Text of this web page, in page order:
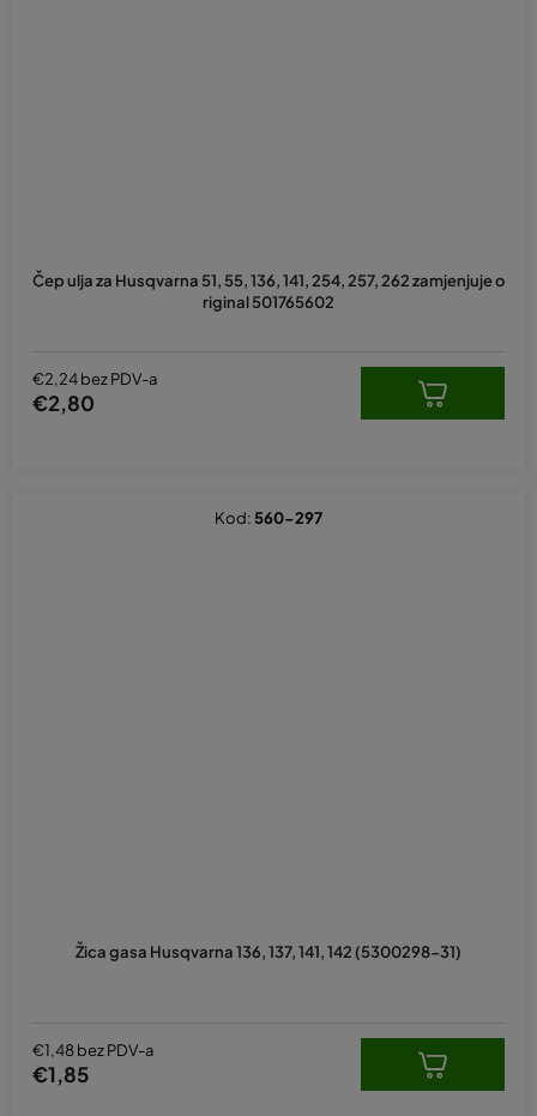
Čep ulja za Husqvarna 51, 55, 136, 141, 254, 257, 262 zamjenjuje o
riginal 501765602
€2,24 bez PDV-a
€2,80
Žica gasa Husqvarna 136, 137, 141, 142 (5300298-31)
€1,48 bez PDV-a
€1,85
Kod: 560-297